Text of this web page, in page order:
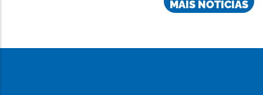
MAIS NOTÍCIAS